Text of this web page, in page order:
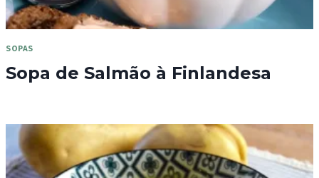
SOPAS
Sopa de Salmão à Finlandesa